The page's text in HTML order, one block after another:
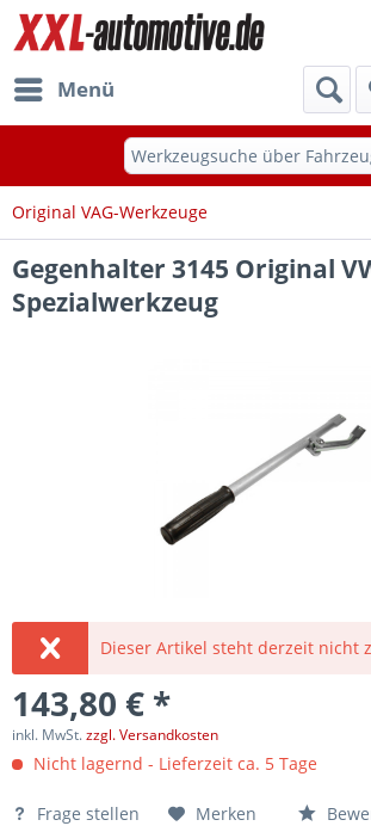
Menü
Werkzeugsuche über
Original VAG-Werkzeuge
Gegenhalter 3145 Original
Spezialwerkzeug
Dieser Artikel steht derzeit nicht
143,80 € *
inkl. MwSt.zzgl. Versandkosten
Nicht lagernd - Lieferzeit ca. 5 Tage
Frage stellen Merken